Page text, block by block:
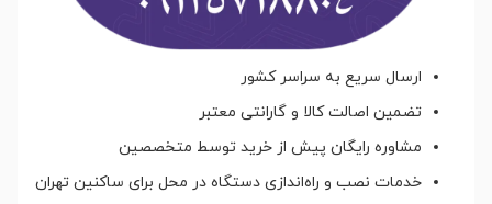
ارسال سریع به سراسر کشور
تضمین اصالت کالا و گارانتی معتبر
مشاوره رایگان پیش از خرید توسط متخصصین
خدمات نصب و راه‌اندازی دستگاه در محل برای ساکنین تهران